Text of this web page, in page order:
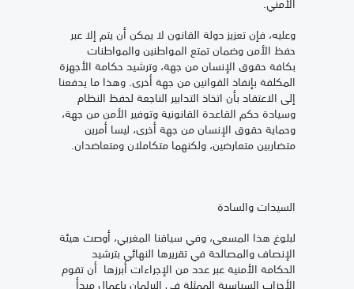
وعليه، فإن تعزيز دولة القانون لا يمكن أن يتم إلا عبر
حفظ الأمن وضمان تمتع المواطنين والمواطنات
بكافة حقوق الإنسان من جهة، وترشيد حكامة الأجهزة
المكلفة بإنفاذ القوانين من جهة أخرى. وهذا ما يدفعنا
إلى الاعتقاد بأن اتخاذ التدابير الناجعة لحفظ النظام
وسيادة حكم القاعدة القانونية وتوفير الأمن من جهة،
وحماية حقوق الإنسان من جهة أخرى، ليسا أمرين
متضاربين متعارضين، ولكنهما متكاملان ومتعاضدان.
السيدات والسادة
لبلوغ هذا المسعى، وفي سياقنا المغربي، أوصت هيئة
الإنصاف والمصالحة في تقريرها النهائي بترشيد
الحكامة الأمنية عبر عدد من الإجراءات أبرزها أن تقوم
الأحزاب السياسية الممثلة في البرلمان بإعمال مبدأ